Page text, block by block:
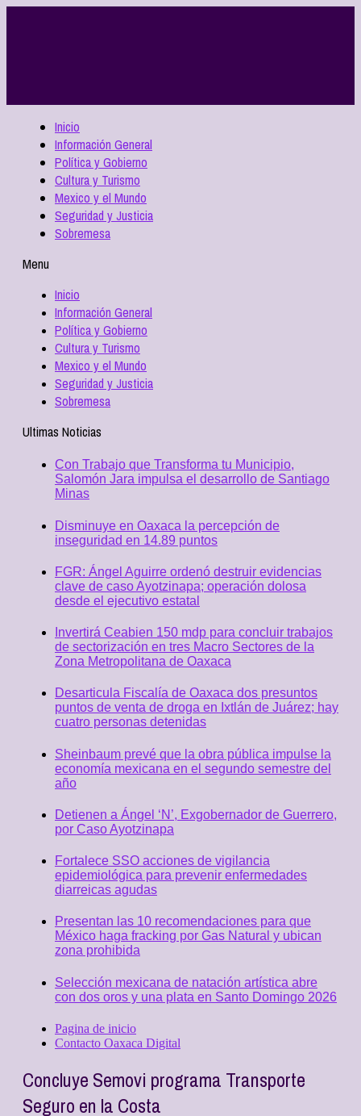
Inicio
Información General
Política y Gobierno
Cultura y Turismo
Mexico y el Mundo
Seguridad y Justicia
Sobremesa
Menu
Inicio
Información General
Política y Gobierno
Cultura y Turismo
Mexico y el Mundo
Seguridad y Justicia
Sobremesa
Ultimas Noticias
Con Trabajo que Transforma tu Municipio,
Salomón Jara impulsa el desarrollo de Santiago
Minas
Disminuye en Oaxaca la percepción de
inseguridad en 14.89 puntos
FGR: Ángel Aguirre ordenó destruir evidencias
clave de caso Ayotzinapa; operación dolosa
desde el ejecutivo estatal
Invertirá Ceabien 150 mdp para concluir trabajos
de sectorización en tres Macro Sectores de la
Zona Metropolitana de Oaxaca
Desarticula Fiscalía de Oaxaca dos presuntos
puntos de venta de droga en Ixtlán de Juárez; hay
cuatro personas detenidas
Sheinbaum prevé que la obra pública impulse la
economía mexicana en el segundo semestre del
año
Detienen a Ángel ‘N’, Exgobernador de Guerrero,
por Caso Ayotzinapa
Fortalece SSO acciones de vigilancia
epidemiológica para prevenir enfermedades
diarreicas agudas
Presentan las 10 recomendaciones para que
México haga fracking por Gas Natural y ubican
zona prohibida
Selección mexicana de natación artística abre
con dos oros y una plata en Santo Domingo 2026
Pagina de inicio
Contacto Oaxaca Digital
Concluye Semovi programa Transporte
Seguro en la Costa